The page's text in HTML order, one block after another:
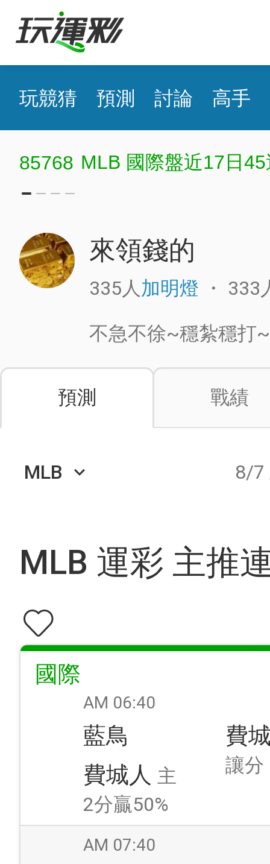
玩競猜 預測 討論 高手
豔嗆紅塵 MLB 國際盤近15
來領錢的
335人加明燈 ・ 333
不急不徐~穩紮穩打
預測 戰績
MLB keyboard_arrow_down 8/7
MLB 運彩 主推
國際
AM 06:40
藍鳥
費城人 主
2分贏50%
費
讓分
AM 07:40